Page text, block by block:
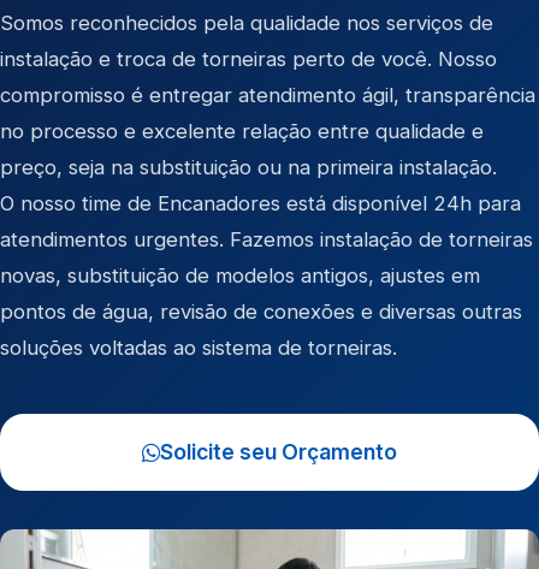
Somos reconhecidos pela qualidade nos serviços de
instalação e troca de torneiras perto de você. Nosso
compromisso é entregar atendimento ágil, transparência
no processo e excelente relação entre qualidade e
preço, seja na substituição ou na primeira instalação.
O nosso time de Encanadores está disponível 24h para
atendimentos urgentes. Fazemos instalação de torneiras
novas, substituição de modelos antigos, ajustes em
pontos de água, revisão de conexões e diversas outras
soluções voltadas ao sistema de torneiras.
Solicite seu Orçamento